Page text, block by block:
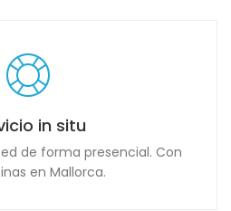
in situ
de forma presencial. Con
en Mallorca.